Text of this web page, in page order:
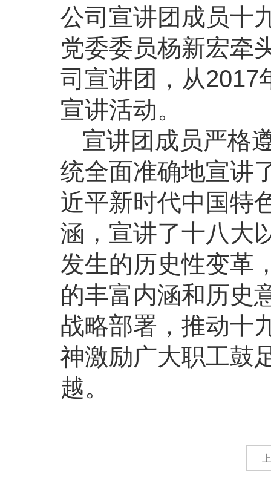
公司宣讲团成员十
党委委员杨新宏牵
司宣讲团，从2017
宣讲活动。
宣讲团成员严格
统全面准确地宣讲
近平新时代中国特
涵，宣讲了十八大
发生的历史性变革
的丰富内涵和历史
战略部署，推动十
神激励广大职工鼓
越。